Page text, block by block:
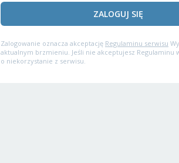
ZALOGUJ SIĘ
Zalogowanie oznacza akceptację Regulaminu serwisu
aktualnym brzmieniu. Jeśli nie akceptujesz Regulaminu
o niekorzystanie z serwisu.